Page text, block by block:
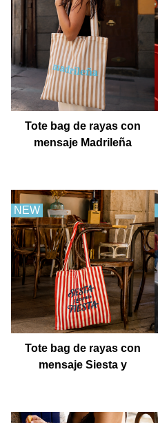
Tote bag de rayas con
mensaje Madrileña
NEW
Tote bag de rayas con
mensaje Siesta y